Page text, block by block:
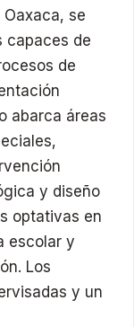
se
capaces de
de
abarca áreas
y diseño
optativas en
escolar y
Los
y un